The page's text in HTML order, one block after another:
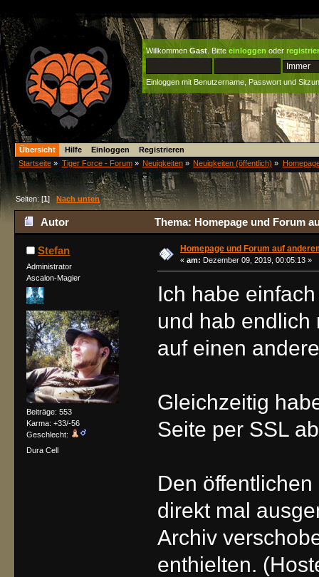
Willkommen Gast . Bitte einloggen oder
Einloggen mit Benutzername, Passwort und
Übersicht Hilfe Einloggen
Registrieren
Startseite » Tiger Force - Forum» Neuigkeiten» Neuigkeiten (öffentlich) »
Seiten: [1]Nach unten
Autor Thema: Homepage und Forum
Stefan
Administrator
Ascalon-Magier
Beiträge: 553
Karma: +33/-56
Geschlecht:
Dura Cell
Homepage und Forum auf
« am: Dezember 09, 2019, 00:05:13 »
Ich habe
und hab endlich
auf einen
Gleichzeitig
Seite per SSL
Den
direkt mal
Archiv
enthielten.